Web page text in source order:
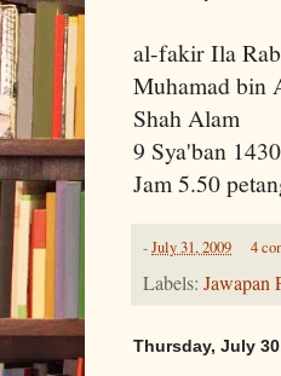
al-fakir Ila
Muhamad bin
Shah Alam
9 Sya'ban
Jam 5.50
-July 31, 2009 4
Labels: Jawapan
Thursday, July